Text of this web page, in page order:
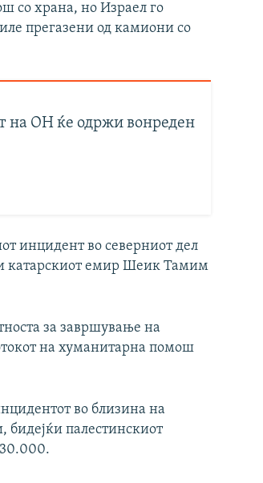
со храна, но Израел го
прегазени од камиони со
на ОН ќе одржи вонреден
инцидент во северниот дел
и катарскиот емир Шеик Тамим
за завршување на
на хуманитарна помош
во близина на
бидејќи палестинскиот